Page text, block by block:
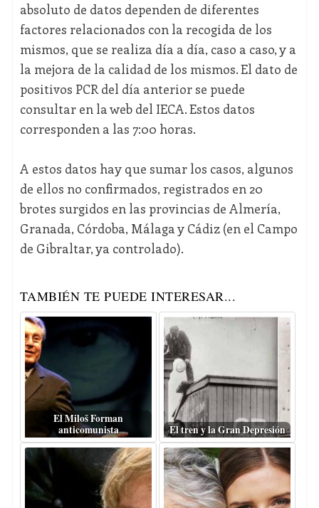
absoluto de datos dependen de diferentes
factores relacionados con la recogida de los
mismos, que se realiza día a día, caso a caso, y a
la mejora de la calidad de los mismos. El dato de
positivos PCR del día anterior se puede
consultar en la web del IECA. Estos datos
corresponden a las 7:00 horas.
A estos datos hay que sumar los casos, algunos
de ellos no confirmados, registrados en 20
brotes surgidos en las provincias de Almería,
Granada, Córdoba, Málaga y Cádiz (en el Campo
de Gibraltar, ya controlado).
TAMBIÉN TE PUEDE INTERESAR...
El Miloš Forman
anticomunista
El tren y la Gran Depresión